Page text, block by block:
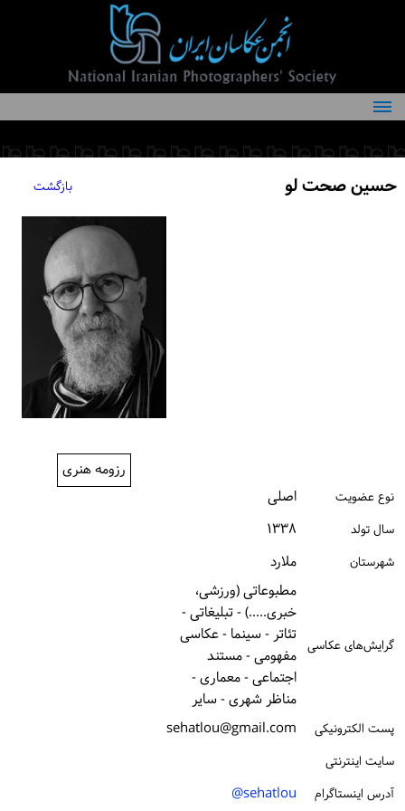
درباره انجمن
کمیته‌های انجمن
حسین صحت لو بازگشت
رزومه هنری
نوع عضویت اصلی
سال تولد ۱۳۳۸
شهرستان ملارد
گرایش‌های عکاسی
مطبوعاتی (ورزشی،
خبری.....) - تبلیغاتی -
تئاتر - سینما - عکاسی
مفهومی - مستند
اجتماعی - معماری -
مناظر شهری - سایر
پست الكترونیكی sehatlou@gmail.com
سایت اینترنتی
آدرس اینستاگرام
sehatlou@